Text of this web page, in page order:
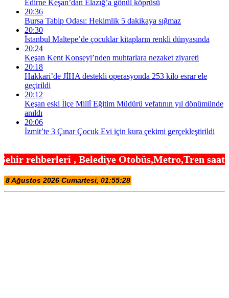
Edirne Keşan’dan Elazığ’a gönül köprüsü
20:36
Bursa Tabip Odası: Hekimlik 5 dakikaya sığmaz
20:30
İstanbul Maltepe’de çocuklar kitapların renkli dünyasında
20:24
Keşan Kent Konseyi’nden muhtarlara nezaket ziyareti
20:18
Hakkari’de JİHA destekli operasyonda 253 kilo esrar ele
geçirildi
20:12
Keşan eski İlçe Millî Eğitim Müdürü vefatının yıl dönümünde
anıldı
20:06
İzmit’te 3 Çınar Çocuk Evi için kura çekimi gerçekleştirildi
, Belediye Otobüs,Metro,Tren saatleri